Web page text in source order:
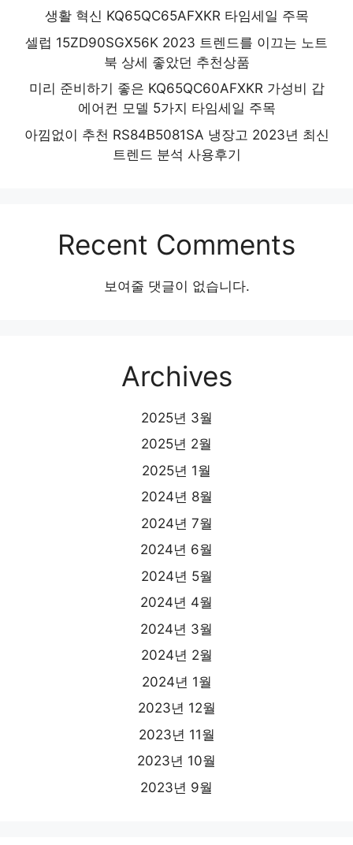
생활 혁신 KQ65QC65AFXKR 타임세일 주목
셀럽 15ZD90SGX56K 2023 트렌드를 이끄는 노트
북 상세 좋았던 추천상품
미리 준비하기 좋은 KQ65QC60AFXKR 가성비 갑
에어컨 모델 5가지 타임세일 주목
아낌없이 추천 RS84B5081SA 냉장고 2023년 최신
트렌드 분석 사용후기
Recent Comments
보여줄 댓글이 없습니다.
Archives
2025년 3월
2025년 2월
2025년 1월
2024년 8월
2024년 7월
2024년 6월
2024년 5월
2024년 4월
2024년 3월
2024년 2월
2024년 1월
2023년 12월
2023년 11월
2023년 10월
2023년 9월